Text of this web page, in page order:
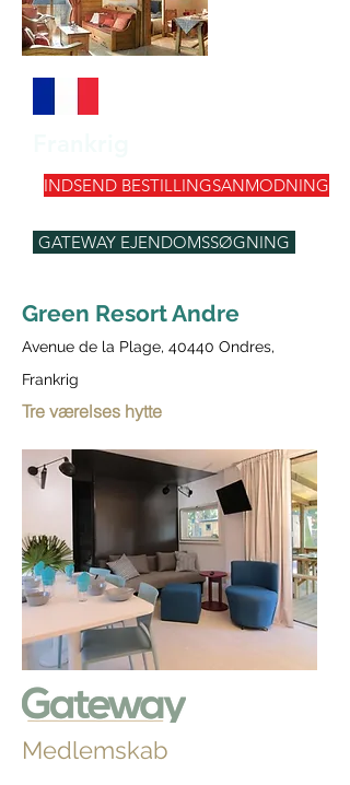
INDSEND BESTILLINGSANMODNING
GATEWAY EJENDOMSSØGNING
Green Resort Andre
Avenue de la Plage, 40440 Ondres,
Frankrig
Tre værelses hytte
Medlemskab